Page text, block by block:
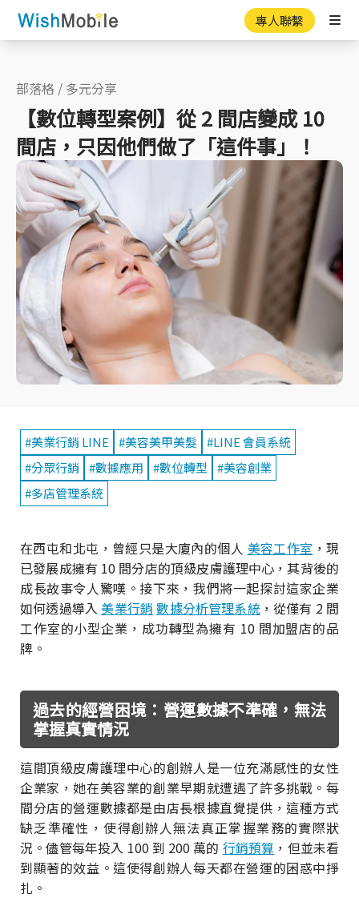
專人聯繫
部落格 / 多元分享
【數位轉型案例】從 2 間店變成 10
間店，只因他們做了「這件事」！
#美業行銷 LINE #美容美甲美髮 #LINE 會員系統
#分眾行銷
#數據應用 #數位轉型
#美容創業
#多店管理系統
在西屯和北屯，曾經只是大廈內的個人 美容工作室 ，現
已發展成擁有 10 間分店的頂級皮膚護理中心，其背後的
成長故事令人驚嘆。接下來，我們將一起探討這家企業
如何透過導入 美業行銷 數據分析管理系統，從僅有 2 間
工作室的小型企業，成功轉型為擁有 10 間加盟店的品
牌。
過去的經營困境：營運數據不準確，無法
掌握真實情況
這間頂級皮膚護理中心的創辦人是一位充滿感性的女性
企業家，她在美容業的創業早期就遭遇了許多挑戰。每
間分店的營運數據都是由店長根據直覺提供，這種方式
缺乏準確性，使得創辦人無法真正掌握業務的實際狀
況。儘管每年投入 100 到 200 萬的 行銷預算 ，但並未看
到顯著的效益。這使得創辦人每天都在營運的困惑中掙
扎。